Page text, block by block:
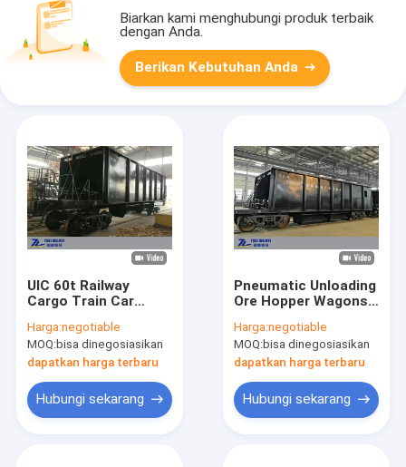
Biarkan kami menghubungi produk terbaik
dengan Anda.
Berikan Kebutuhan Anda
UIC 60t Railway
Cargo Train Car
Partikel Mineral Bijih
Ballast
Harga:negotiable
MOQ:bisa dinegosiasikan
dapatkan harga terbaru
Hubungi sekarang
Pneumatic Unloading
Ore Hopper Wagons
Barang
Harga:negotiable
MOQ:bisa dinegosiasikan
dapatkan harga terbaru
Hubungi sekarang